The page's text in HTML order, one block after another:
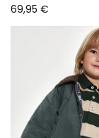
69,95 €